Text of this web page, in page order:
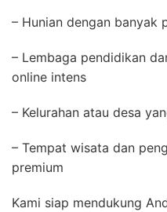
– Hunian dengan banyak
– Lembaga pendidikan
online intens
– Kelurahan atau desa
– Tempat wisata dan
premium
Kami siap mendukung